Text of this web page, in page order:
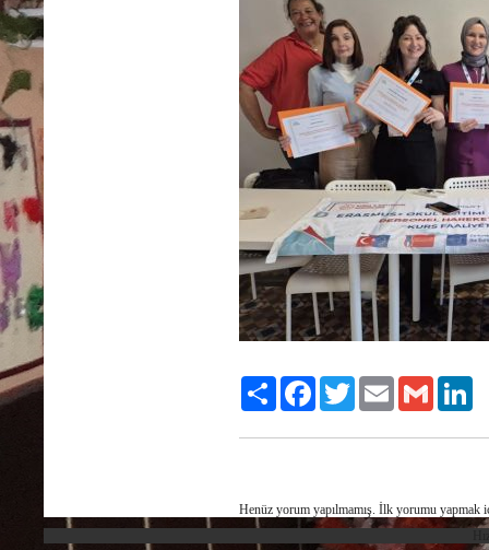
Share FacebookTwitter Email Gmail
Henüz yorum yapılmamış. İlk yorumu yapmak